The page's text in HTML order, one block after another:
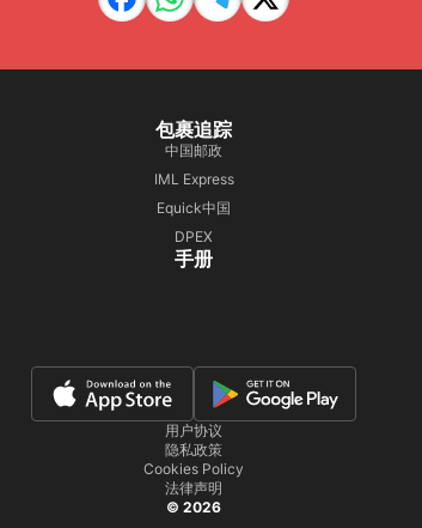
包裹追踪
中国邮政
IML Express
Equick中国
DPEX
手册
用户协议
隐私政策
Cookies Policy
法律声明
© 2026